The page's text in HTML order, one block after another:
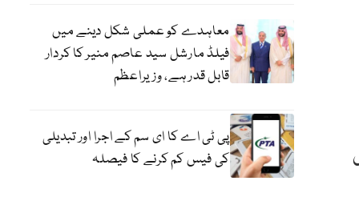
معاہدے کو عملی شکل دینے میں
فیلڈ مارشل سید عاصم منیر کا کردار
قابل قدر ہے، وزیراعظم
پی ٹی اے کا ای سم کے اجرا اور تبدیلی
کی فیس کم کرنے کا فیصلہ